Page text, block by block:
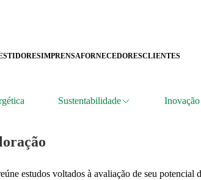
IMPRENSAFORNECEDORESCLIENTES
Sustentabilidade
estudos voltados à avaliação de seu potencial